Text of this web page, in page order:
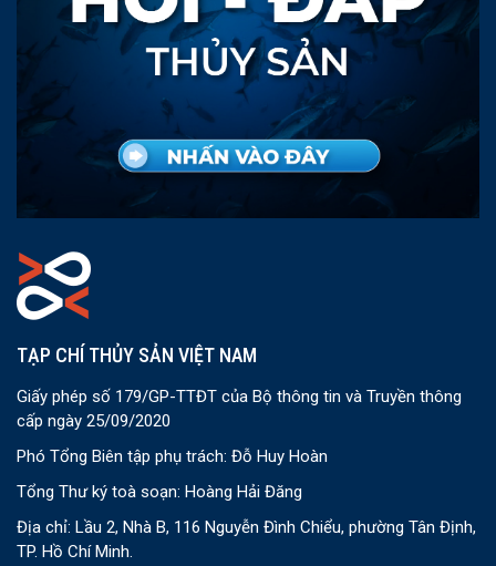
TẠP CHÍ THỦY SẢN VIỆT NAM
Giấy phép số 179/GP-TTĐT của Bộ thông tin và Truyền thông
cấp ngày 25/09/2020
Phó Tổng Biên tập phụ trách: Đỗ Huy Hoàn
Tổng Thư ký toà soạn: Hoàng Hải Đăng
Địa chỉ: Lầu 2, Nhà B, 116 Nguyễn Đình Chiểu, phường Tân Định,
TP. Hồ Chí Minh.